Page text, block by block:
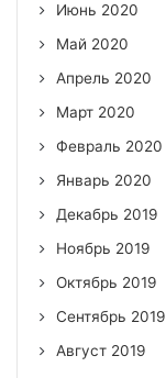
Июнь 2020
Май 2020
Апрель 2020
Март 2020
Февраль 2020
Январь 2020
Декабрь 2019
Ноябрь 2019
Октябрь 2019
Сентябрь 2019
Август 2019